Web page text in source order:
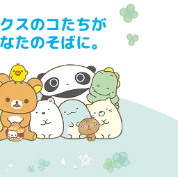
スのコたちが
たのそばに。